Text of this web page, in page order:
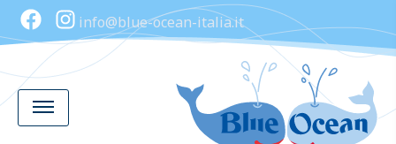
info@blue-ocean-italia.it